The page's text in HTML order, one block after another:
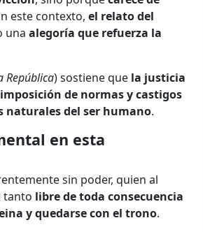
este contexto, el relato del
una alegoría que refuerza la
República) sostiene que la justicia
de normas y castigos
naturales del ser humano.
en esta
sin poder, quien al
tanto libre de toda consecuencia
y quedarse con el trono.